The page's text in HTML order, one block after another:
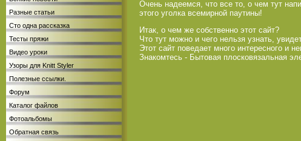
Разные статьи
Сто одна рассказка
Тесты пряжи
Видео уроки
Узоры для Knitt Styler
Полезные ссылки.
Форум
Каталог файлов
Фотоальбомы
Обратная связь
Очень надеемся, что все то, о чем тут
этого уголка всемирной паутины!
Итак, о чем же собственно этот сайт?
Что тут можно и чего нельзя узнать,
Этот сайт поведает много интересного и
Знакомтесь - Бытовая плосковязальная